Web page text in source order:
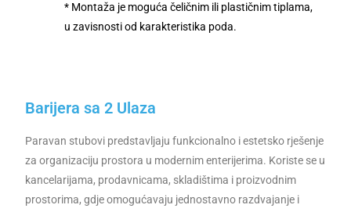
* Montaža je moguća čeličnim ili plastičnim tiplama,
u zavisnosti od karakteristika poda.
Barijera sa 2 Ulaza
Paravan stubovi predstavljaju funkcionalno i estetsko rješenje
za organizaciju prostora u modernim enterijerima. Koriste se u
kancelarijama, prodavnicama, skladištima i proizvodnim
prostorima, gdje omogućavaju jednostavno razdvajanje i